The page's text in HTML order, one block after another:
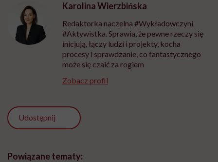
Karolina Wierzbińska
Redaktorka naczelna #Wykładowczyni
#Aktywistka. Sprawia, że pewne rzeczy się
inicjują, łączy ludzi i projekty, kocha
procesy i sprawdzanie, co fantastycznego
może się czaić za rogiem
Zobacz profil
Udostępnij
Powiązane tematy: